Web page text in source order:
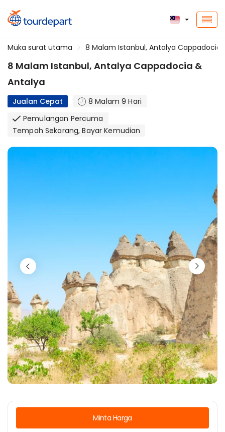
Muka surat utama 8 Malam Istanbul, Antalya Cappadocia
8 Malam Istanbul, Antalya Cappadocia &
Antalya
Jualan Cepat
8 Malam 9 Hari
Pemulangan Percuma
Tempah Sekarang, Bayar Kemudian
Minta Harga